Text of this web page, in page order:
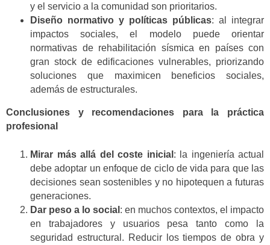
y el servicio a la comunidad son prioritarios.
Diseño normativo y políticas públicas: al integrar
impactos sociales, el modelo puede orientar
normativas de rehabilitación sísmica en países con
gran stock de edificaciones vulnerables, priorizando
soluciones que maximicen beneficios sociales,
además de estructurales.
Conclusiones y recomendaciones para la práctica
profesional
Mirar más allá del coste inicial : la ingeniería actual
debe adoptar un enfoque de ciclo de vida para que las
decisiones sean sostenibles y no hipotequen a futuras
generaciones.
Dar peso a lo social : en muchos contextos, el impacto
en trabajadores y usuarios pesa tanto como la
seguridad estructural. Reducir los tiempos de obra y